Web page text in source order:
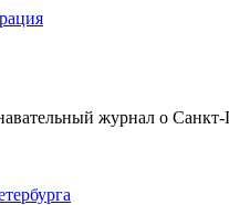
журнал о Санкт-